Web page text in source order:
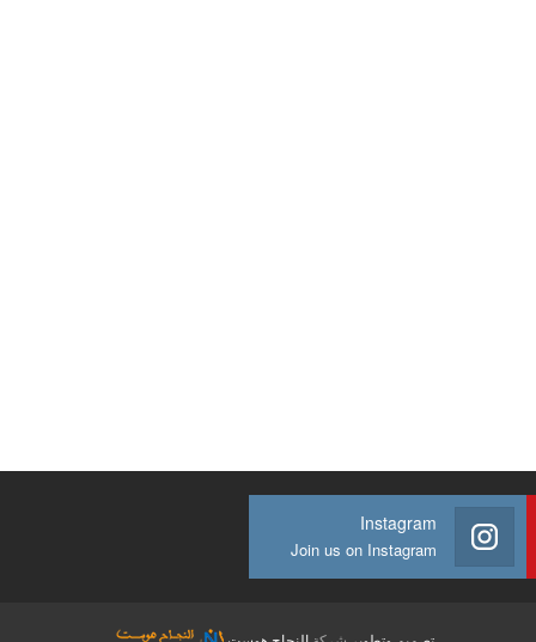
Instagram
Join us on Instagram